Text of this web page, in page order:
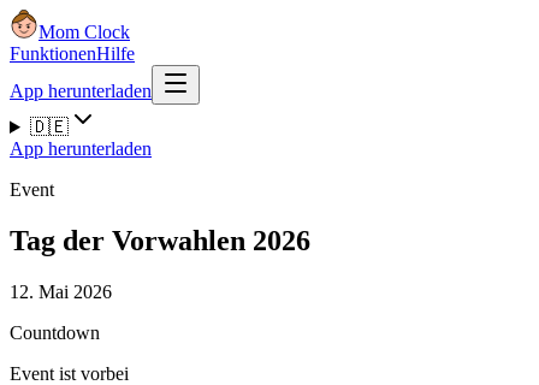
Mom Clock
FunktionenHilfe
App herunterladen
🇩🇪
App herunterladen
Event
Tag der Vorwahlen 2026
12. Mai 2026
Countdown
Event ist vorbei